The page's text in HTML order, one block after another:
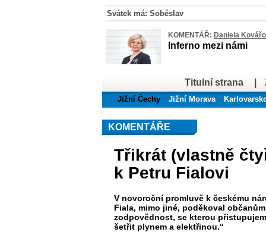
Svátek má: Soběslav
KOMENTÁŘ: Daniela
Inferno mezi námi
Titulní strana
Jižní Čechy Jižní Morava
KOMENTÁŘE
Třikrát (vlastně
k Petru Fialovi
V novoroční promluvě k českému
Fiala, mimo jiné, poděkoval občanům
zodpovědnost, se kterou
šetřit plynem a elektřinou.“